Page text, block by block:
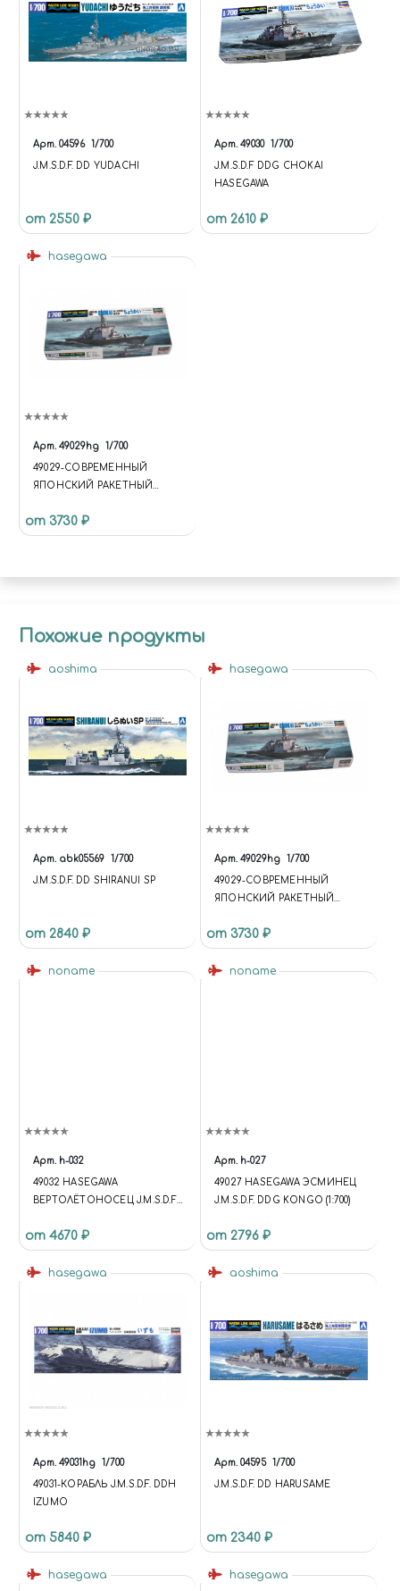
Арт. 04596 1/700
J.M.S.D.F. DD YUDACHI
от 2550 ₽
Арт. 49030 1/700
J.M.S.D.F DDG CHOKAI
HASEGAWA
от 2610 ₽
hasegawa
Арт. 49029hg 1/700
49029-CОВРЕМЕННЫЙ
ЯПОНСКИЙ РАКЕТНЫЙ
MYOKO
от 3730 ₽
Похожие продукты
aoshima
Арт. abk05569 1/700
J.M.S.D.F. DD SHIRANUI SP
от 2840 ₽
hasegawa
Арт. 49029hg 1/700
49029-CОВРЕМЕННЫЙ
ЯПОНСКИЙ РАКЕТНЫЙ
MYOKO
от 3730 ₽
noname
Арт. h-032
49032 HASEGAWA
ВЕРТОЛЁТОНОСЕЦ J.M.S.D.F.
от 4670 ₽
noname
Арт. h-027
49027 HASEGAWA ЭСМИНЕЦ
J.M.S.D.F. DDG KONGO (1:700)
от 2796 ₽
hasegawa
Арт. 49031hg 1/700
49031-КОРАБЛЬ J.M.S.D.F. DDH
IZUMO
от 5840 ₽
aoshima
Арт. 04595 1/700
J.M.S.D.F. DD HARUSAME
от 2340 ₽
hasegawa hasegawa